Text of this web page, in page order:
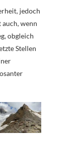
jedoch
wenn
obgleich
Stellen